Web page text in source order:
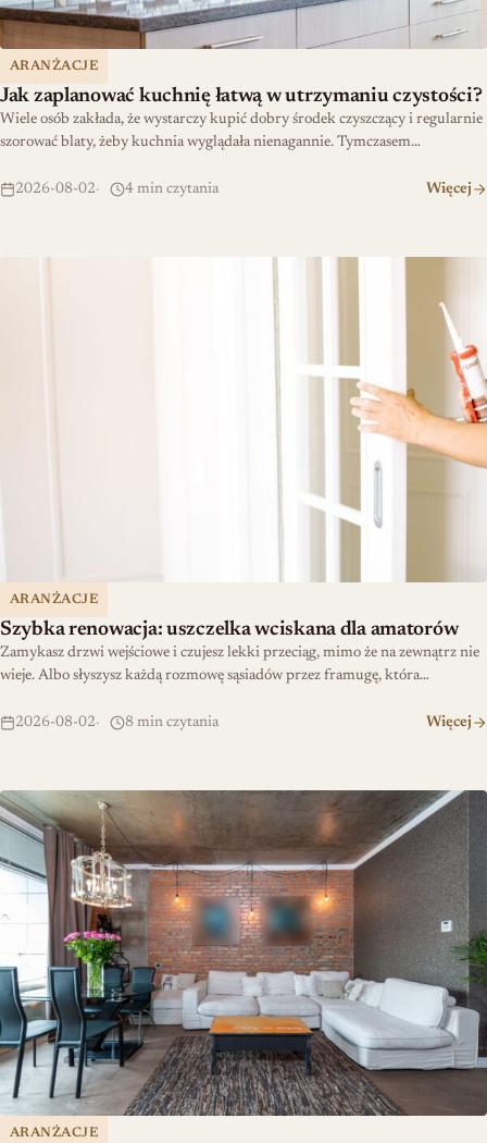
ARANŻACJE
Jak zaplanować kuchnię łatwą w utrzymaniu czystości?
Wiele osób zakłada, że wystarczy kupić dobry środek czyszczący i regularnie
szorować blaty, żeby kuchnia wyglądała nienagannie. Tymczasem…
2026-08-02 4 min czytania Więcej
ARANŻACJE
Szybka renowacja: uszczelka wciskana dla amatorów
Zamykasz drzwi wejściowe i czujesz lekki przeciąg, mimo że na zewnątrz nie
wieje. Albo słyszysz każdą rozmowę sąsiadów przez framugę, która…
2026-08-02 8 min czytania Więcej
ARANŻACJE
Jak stworzyć przytulny loftowy dom